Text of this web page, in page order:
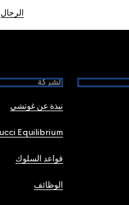
الرجال
الشركة
نبذة عن غوتشي
Equilibrium
قواعد السلوك
الوظائف